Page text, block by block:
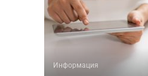
Информация